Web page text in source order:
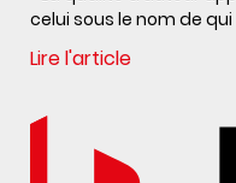
celui sous le nom de
Lire l'article